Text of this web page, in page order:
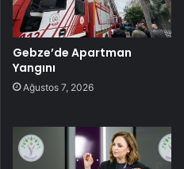
Gebze’de Apartman
Yangını
Ağustos 7, 2026